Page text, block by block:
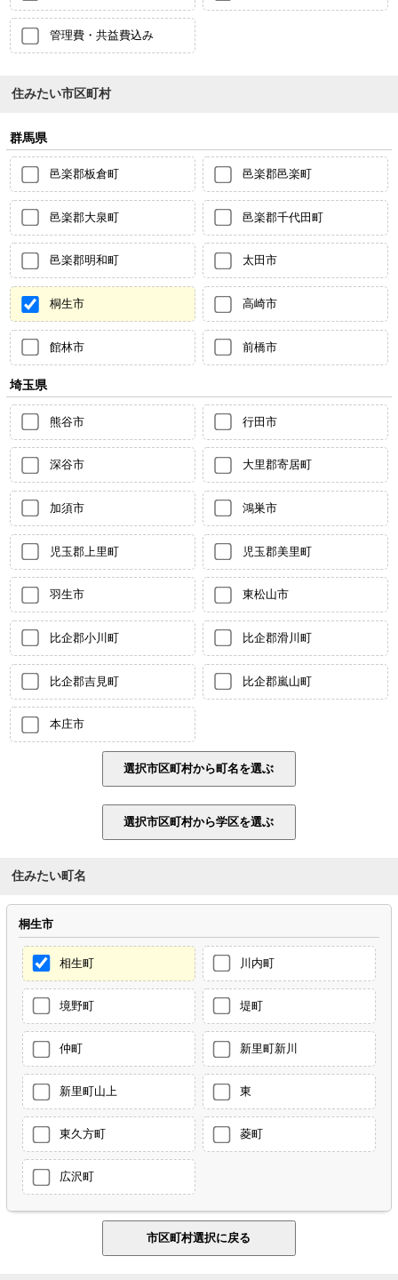
管理費・共益費込み
住みたい市区町村
群馬県
邑楽郡板倉町 邑楽郡邑楽町
邑楽郡大泉町 邑楽郡千代田町
邑楽郡明和町 太田市
桐生市 高崎市
館林市 前橋市
埼玉県
熊谷市 行田市
深谷市 大里郡寄居町
加須市 鴻巣市
児玉郡上里町 児玉郡美里町
羽生市 東松山市
比企郡小川町 比企郡滑川町
比企郡吉見町 比企郡嵐山町
本庄市
住みたい町名
桐生市
相生町 川内町
境野町 堤町
仲町 新里町新川
新里町山上 東
東久方町 菱町
広沢町